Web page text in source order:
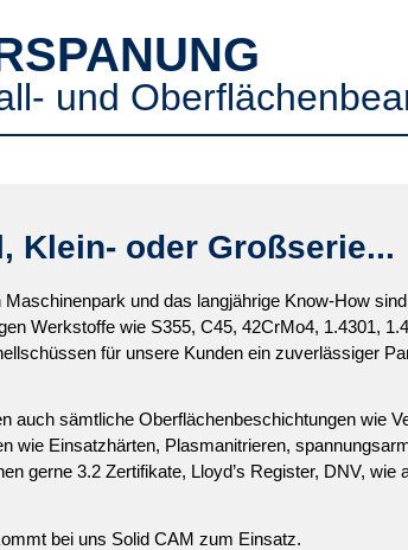
und
Klein- oder Großserie...
und das langjährige Know-How
Werkstoffe wie S355, C45, 42CrMo4, 1.4301,
für unsere Kunden ein zuverlässiger
auch sämtliche Oberflächenbeschichtungen wie
wie Einsatzhärten, Plasmanitrieren,
gerne 3.2 Zertifikate, Lloyd’s Register, DNV,
bei uns Solid CAM zum Einsatz.